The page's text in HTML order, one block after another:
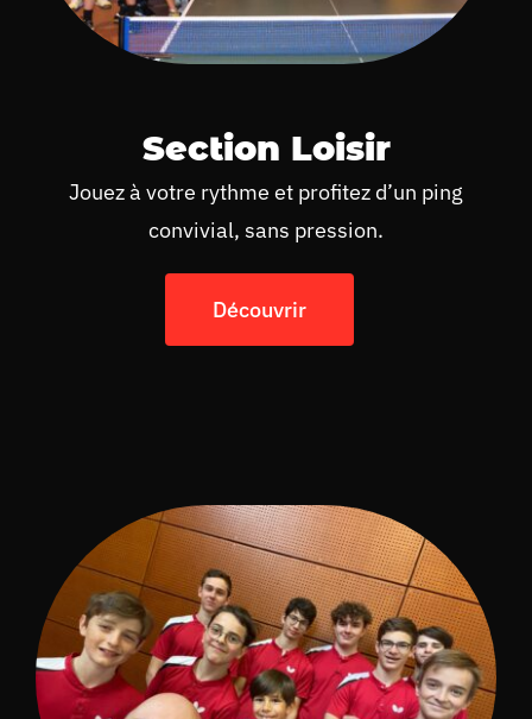
Section Loisir
Jouez à votre rythme et profitez d’un ping
convivial, sans pression.
Découvrir